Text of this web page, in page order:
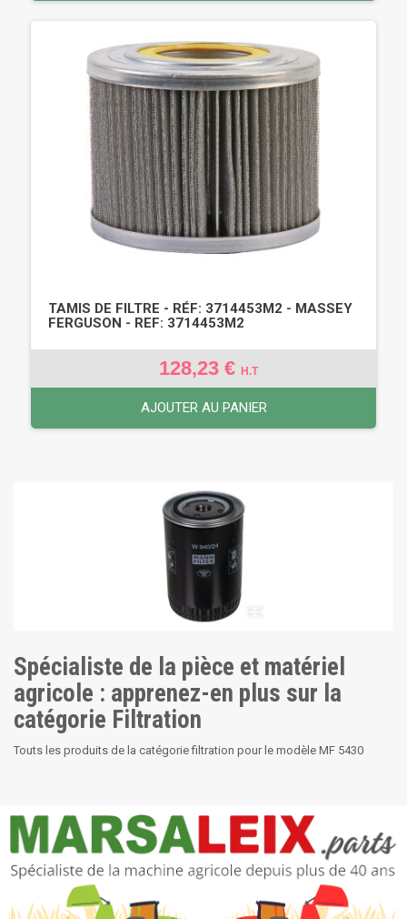
TAMIS DE FILTRE - RÉF: 3714453M2 - MASSEY
FERGUSON - REF: 3714453M2
128,23 € H.T
AJOUTER AU PANIER
Spécialiste de la pièce et matériel
agricole : apprenez-en plus sur la
catégorie Filtration
Touts les produits de la catégorie filtration pour le modèle MF 5430